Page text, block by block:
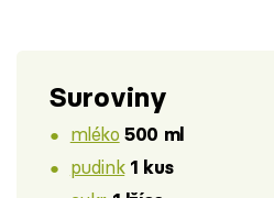
Suroviny
mléko 500 ml
pudink 1 kus